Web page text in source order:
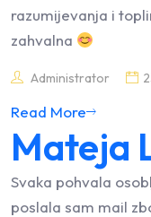
razumijevanja i
zahvalna
Administrator
Read More
Mateja
Svaka pohvala
poslala sam mail